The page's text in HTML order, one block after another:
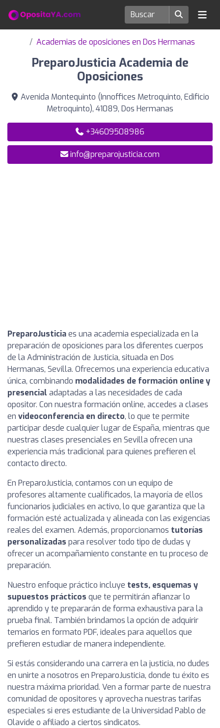
Academias de oposiciones en Dos Hermanas
PreparoJusticia Academia de
Oposiciones
Avenida Montequinto (Innoffices Metroquinto, Edificio
Metroquinto), 41089, Dos Hermanas
+34609508986
info@preparojusticia.com
PreparoJusticiaes una academia especializada en la
preparación de oposiciones para los diferentes cuerpos
de la Administración de Justicia, situada en Dos
Hermanas, Sevilla. Ofrecemos una experiencia educativa
única, combinando modalidades de formación online y
presencial adaptadas a las necesidades de cada
opositor. Con nuestra formación online, accedes a clases
en videoconferencia en directo, lo que te permite
participar desde cualquier lugar de España, mientras que
nuestras clases presenciales en Sevilla ofrecen una
experiencia más tradicional para quienes prefieren el
contacto directo.
En PreparoJusticia, contamos con un equipo de
profesores altamente cualificados, la mayoría de ellos
funcionarios judiciales en activo, lo que garantiza que la
formación esté actualizada y alineada con las exigencias
reales del examen. Además, proporcionamos tutorías
personalizadas para resolver todo tipo de dudas y
ofrecer un acompañamiento constante en tu proceso de
preparación.
Nuestro enfoque práctico incluye tests, esquemas y
supuestos prácticos que te permitirán afianzar lo
aprendido y te prepararán de forma exhaustiva para la
prueba final. También brindamos la opción de adquirir
temarios en formato PDF, ideales para aquellos que
prefieren estudiar de manera independiente.
Si estás considerando una carrera en la justicia, no dudes
en unirte a nosotros en PreparoJusticia, donde tu éxito es
nuestra máxima prioridad. Ven a formar parte de nuestra
comunidad de opositores y aprovecha nuestras tarifas
especiales si eres estudiante de la Universidad Pablo de
Olavide o afiliado a ciertos sindicatos.